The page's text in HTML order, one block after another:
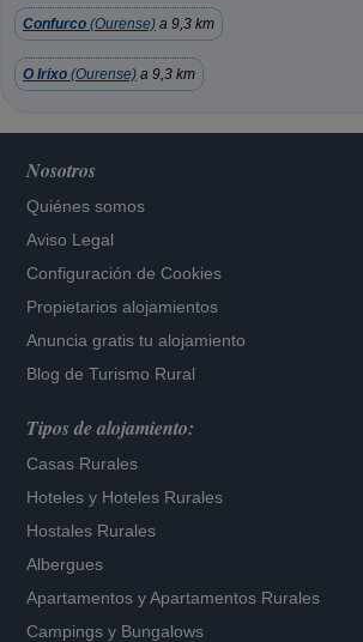
Confurco (Ourense) a 9,3 km
O Irixo (Ourense) a 9,3 km
Nosotros
Quiénes somos
Aviso Legal
Configuración de Cookies
Propietarios alojamientos
Anuncia gratis tu alojamiento
Blog de Turismo Rural
Tipos de alojamiento:
Casas Rurales
Hoteles y Hoteles Rurales
Hostales Rurales
Albergues
Apartamentos yApartamentos Rurales
Campings y Bungalows